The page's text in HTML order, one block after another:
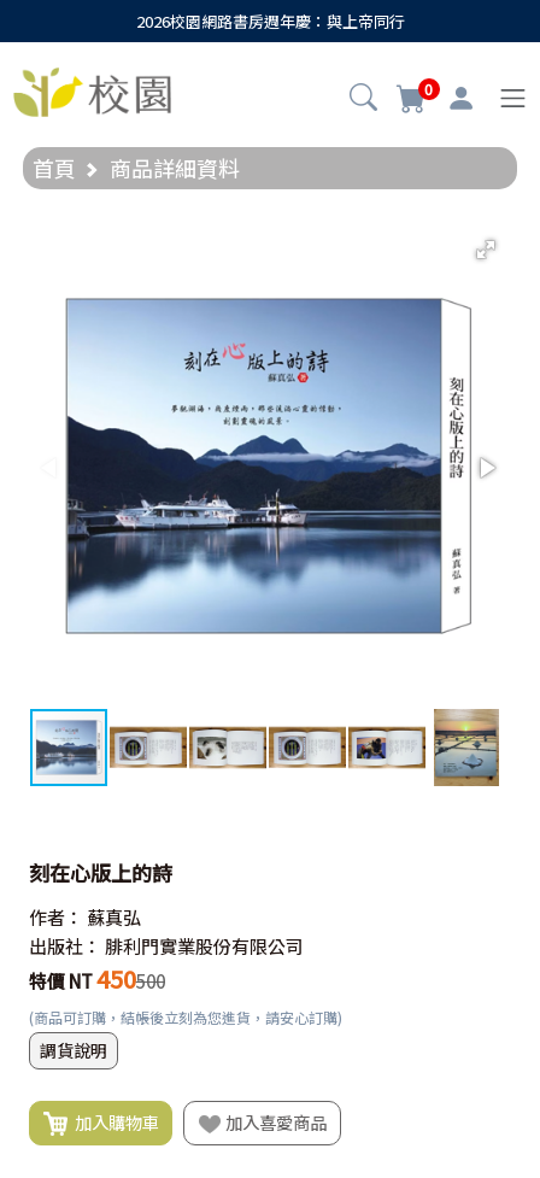
2026校園網路書房週年慶：與上帝同行
0
首頁 商品詳細資料
刻在心版上的詩
作者： 蘇真弘
出版社： 腓利門實業股份有限公司
特價 NT450500
(商品可訂購，結帳後立刻為您進貨，請安心訂購)
調貨說明
加入購物車 加入喜愛商品